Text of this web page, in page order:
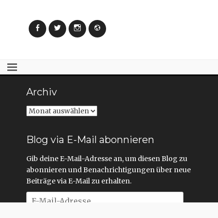
FacebookTwitter InstagramWebseite
Archiv
Archiv
Blog via E-Mail abonnieren
Gib deine E-Mail-Adresse an, um diesen Blog zu
abonnieren und Benachrichtigungen über neue
Beiträge via E-Mail zu erhalten.
E-